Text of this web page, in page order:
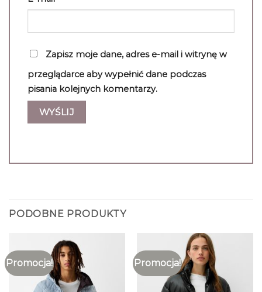
Zapisz moje dane, adres e-mail i witrynę w
przeglądarce aby wypełnić dane podczas
pisania kolejnych komentarzy.
PODOBNE PRODUKTY
Promocja! Promocja!